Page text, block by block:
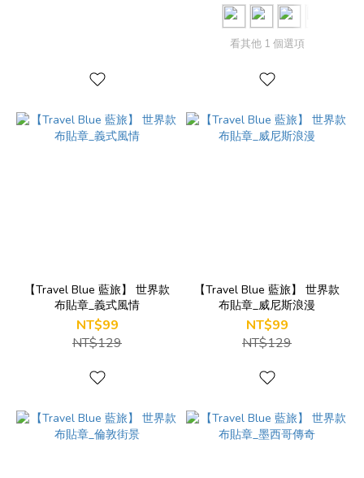
看其他 1 個選項
【Travel Blue 藍旅】 世界款
布貼章_義式風情
NT$99
NT$129
【Travel Blue 藍旅】 世界款
布貼章_威尼斯浪漫
NT$99
NT$129